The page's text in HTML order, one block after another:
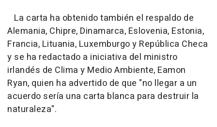
La carta ha obtenido también el respaldo de
Alemania, Chipre, Dinamarca, Eslovenia, Estonia,
Francia, Lituania, Luxemburgo y República Checa
y se ha redactado a iniciativa del ministro
irlandés de Clima y Medio Ambiente, Eamon
Ryan, quien ha advertido de que "no llegar a un
acuerdo sería una carta blanca para destruir la
naturaleza".